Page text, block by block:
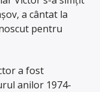
a cântat la
pentru
a fost
anilor 1974-